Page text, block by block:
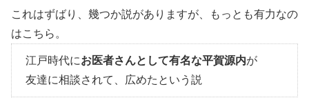
これはずばり、幾つか説がありますが、もっとも有力なの
はこちら。
江戸時代にお医者さんとして有名な平賀源内が
友達に相談されて、広めたという説